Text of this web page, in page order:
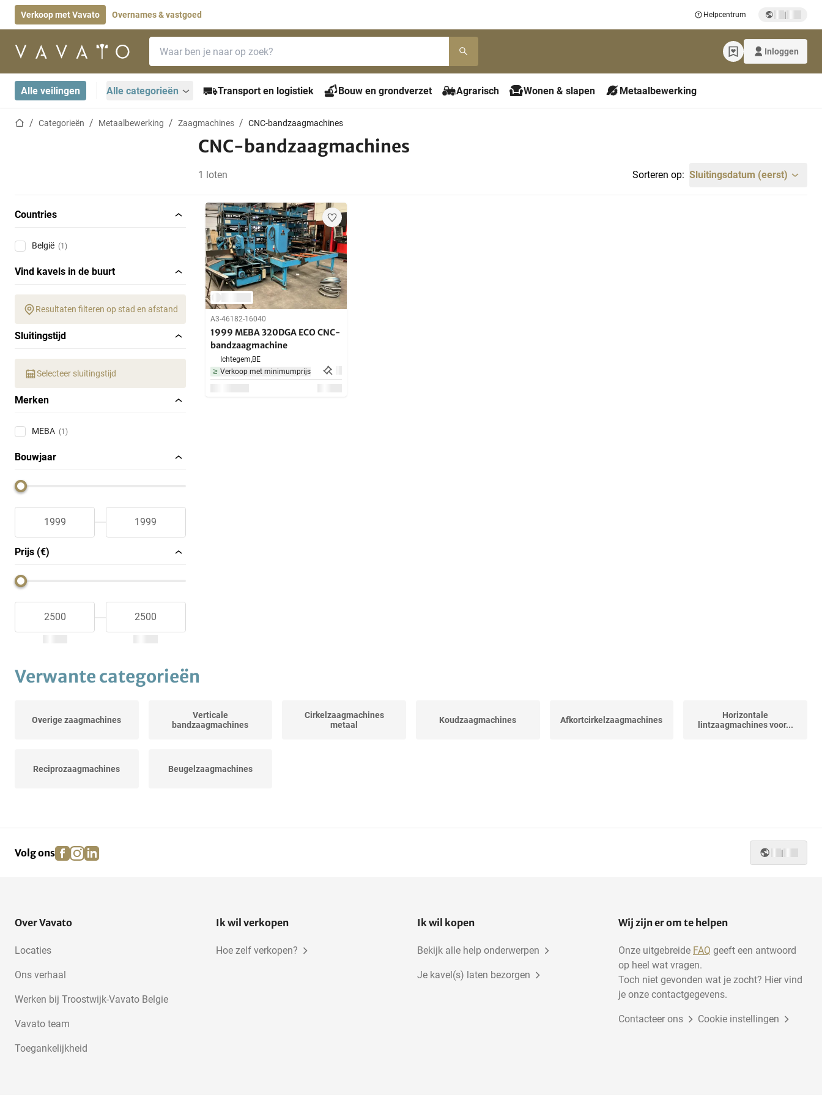
Verkoop met Vavato Overnames & vastgoed Helpcentrum |
Startpagina Inloggen
Alle veilingen Alle categorieën Transport en logistiek Bouw en grondverzet Agrarisch Wonen & slapen Metaalbewerking
StartpaginaCategorieën Metaalbewerking Zaagmachines CNC-bandzaagmachines
CNC-bandzaagmachines
1 loten Sorteren op: Sluitingsdatum (eerst)
Countries
België (1)
Vind kavels in de buurt
Resultaten filteren op stad en afstand
Sluitingstijd
Selecteer sluitingstijd
Merken
MEBA (1)
Bouwjaar
Prijs (€)
A3-46182-16040
1999 MEBA 320DGA ECO CNC-
bandzaagmachine
Ichtegem,BE
Verkoop met minimumprijs
Verwante categorieën
Overige zaagmachines
Verticale
bandzaagmachines
Cirkelzaagmachines
metaal
Koudzaagmachines Afkortcirkelzaagmachines
Horizontale
lintzaagmachines voor...
Reciprozaagmachines Beugelzaagmachines
Volg ons facebook
instagram
linkedin |
Over Vavato
Locaties
Ons verhaal
Werken bij Troostwijk-Vavato Belgie
Vavato team
Toegankelijkheid
Ik wil verkopen
Hoe zelf verkopen?
Ik wil kopen
Bekijk alle help onderwerpen
Je kavel(s) laten bezorgen
Wij zijn er om te helpen
Onze uitgebreide FAQ geeft een antwoord
op heel wat vragen.
Toch niet gevonden wat je zocht? Hier vind
je onze contactgegevens.
Contacteer ons Cookie instellingen